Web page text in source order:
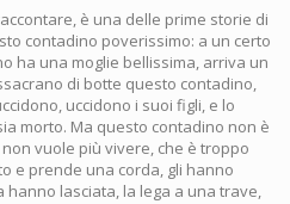
è una delle prime storie di
contadino poverissimo: a un certo
ha una moglie bellissima, arriva un
di botte questo contadino,
uccidono i suoi figli, e lo
morto. Ma questo contadino non è
vuole più vivere, che è troppo
e prende una corda, gli hanno
lasciata, la lega a una trave,